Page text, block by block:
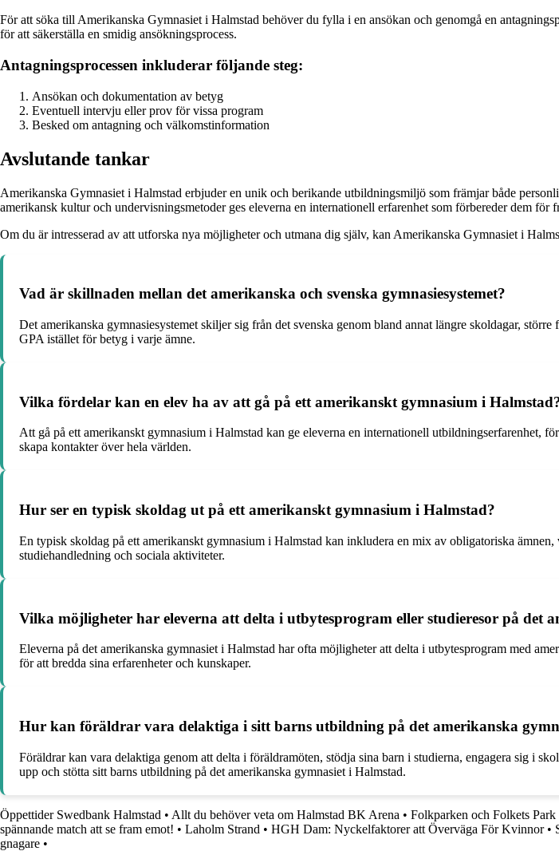
För att söka till Amerikanska Gymnasiet i Halmstad behöver du fylla i en ansökan och genomgå en
för att säkerställa en smidig ansökningsprocess.
Antagningsprocessen inkluderar följande steg:
Ansökan och dokumentation av betyg
Eventuell intervju eller prov för vissa program
Besked om antagning och välkomstinformation
Avslutande tankar
Amerikanska Gymnasiet i Halmstad erbjuder en unik och berikande utbildningsmiljö som främjar både
amerikansk kultur och undervisningsmetoder ges eleverna en internationell erfarenhet som förbereder dem för
Om du är intresserad av att utforska nya möjligheter och utmana dig själv, kan Amerikanska Gymnasiet i
Vad är skillnaden mellan det amerikanska och svenska gymnasiesystemet?
Det amerikanska gymnasiesystemet skiljer sig från det svenska genom bland annat längre skoldagar,
GPA istället för betyg i varje ämne.
Vilka fördelar kan en elev ha av att gå på ett amerikanskt gymnasium i
Att gå på ett amerikanskt gymnasium i Halmstad kan ge eleverna en internationell utbildningserfarenhet,
skapa kontakter över hela världen.
Hur ser en typisk skoldag ut på ett amerikanskt gymnasium i Halmstad?
En typisk skoldag på ett amerikanskt gymnasium i Halmstad kan inkludera en mix av obligatoriska
studiehandledning och sociala aktiviteter.
Vilka möjligheter har eleverna att delta i utbytesprogram eller studieresor på det
Eleverna på det amerikanska gymnasiet i Halmstad har ofta möjligheter att delta i utbytesprogram med
för att bredda sina erfarenheter och kunskaper.
Hur kan föräldrar vara delaktiga i sitt barns utbildning på det amerikanska
Föräldrar kan vara delaktiga genom att delta i föräldramöten, stödja sina barn i studierna, engagera sig i
upp och stötta sitt barns utbildning på det amerikanska gymnasiet i Halmstad.
Öppettider Swedbank Halmstad • Allt du behöver veta om Halmstad BK Arena • Folkparken och Folkets Park
spännande match att se fram emot! • Laholm Strand • HGH Dam: Nyckelfaktorer att Överväga För Kvinnor•
gnagare •